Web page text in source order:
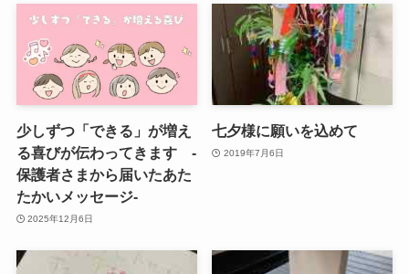
少しずつ「できる」が増え
る喜びが伝わってきます -
保護者さまから届いたあた
たかいメッセージ-
2025年12月6日
七夕様に願いを込めて
2019年7月6日